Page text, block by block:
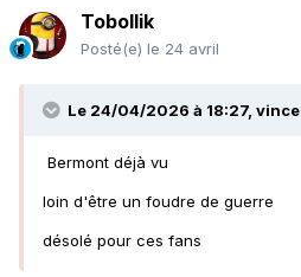
Tobollik
Posté(e) le 24 avril
Le 24/04/2026 à 18:27, vince
Bermont déjà vu
loin d'être un foudre de guerre
désolé pour ces fans